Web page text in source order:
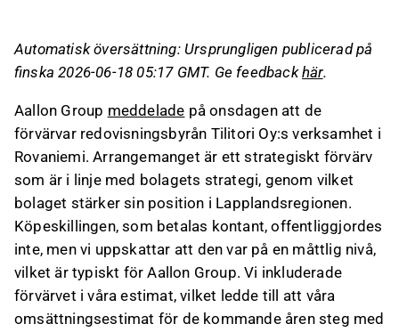
Groups omsättnings- och vinstestimat med 1-
2 % för de kommande åren.
Tilitori Oy, med en omsättning på 0,53 MEUR
och en EBITDA på nästan 24 % för det senaste
räkenskapsåret, förväntas inte upprätthålla
samma lönsamhet under Aallon Groups
ägande.
Förvärvet inkluderar övergången av fyra
yrkesverksamma till Aallon Group och tillför
branschkompetens inom turismsektorn.
Detta innehåll är skapat av AI. Du kan lämna feedback
om det på Inderesforum.
Automatisk översättning: Ursprungligen publicerad på
finska 2026-06-18 05:17 GMT. Ge feedbackhär.
Aallon Group meddelade på onsdagen att de
förvärvar redovisningsbyrån Tilitori Oy:s verksamhet i
Rovaniemi. Arrangemanget är ett strategiskt förvärv
som är i linje med bolagets strategi, genom vilket
bolaget stärker sin position i Lapplandsregionen.
Köpeskillingen, som betalas kontant, offentliggjordes
inte, men vi uppskattar att den var på en måttlig nivå,
vilket är typiskt för Aallon Group. Vi inkluderade
förvärvet i våra estimat, vilket ledde till att våra
omsättningsestimat för de kommande åren steg med